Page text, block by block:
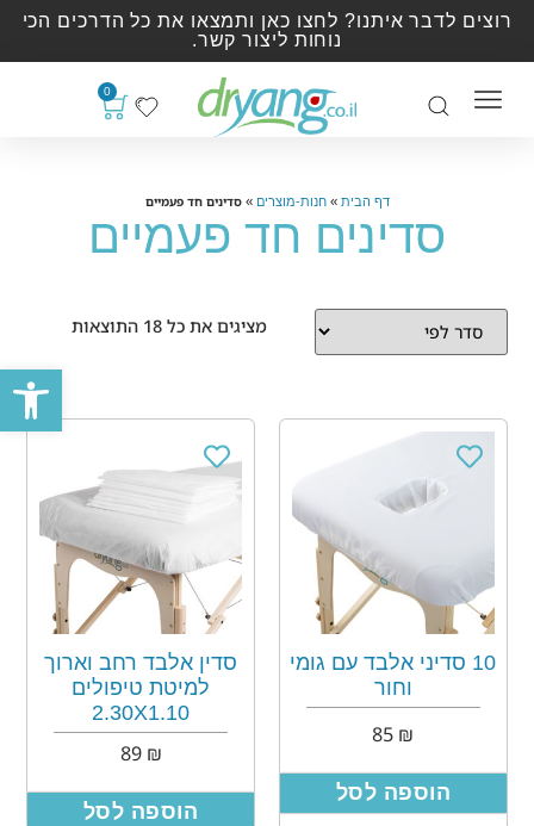
פתח
רוצים לדבר איתנו? לחצו כאן ותמצאו את כל הדרכים הכי
נוחות ליצור קשר.
0
דף הבית »חנות-מוצרים »סדינים חד פעמיים
סדינים חד פעמיים
מציגים את כל ⁦18⁩ התוצאות
10 סדיני אלבד עם גומי
וחור
₪
הוספה לסל
סדין אלבד רחב וארוך
למיטת טיפולים
2.30X1.10
₪
89
הוספה לסל